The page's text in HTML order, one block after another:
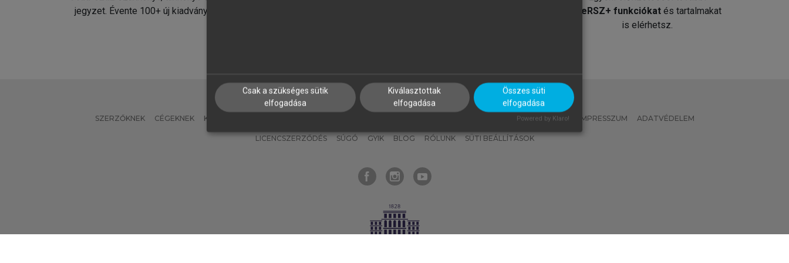
jegyzet. Évente 100+ új kiadvány.
MeRSZ+ funkciókat és tartalmakat
is elérhetsz.
SZERZŐKNEK CÉGEKNEK KÖNYVTÁROSOKNAK MI – ÁLTALÁNOS IRÁNYELVEK IMPRESSZUM ADATVÉDELEM
LICENCSZERZŐDÉS SÚGÓ GYIK BLOG RÓLUNK SÜTI BEÁLLÍTÁSOK
Csak a szükséges sütik
elfogadása
Kiválasztottak
elfogadása
Összes süti
elfogadása
Powered by Klaro!